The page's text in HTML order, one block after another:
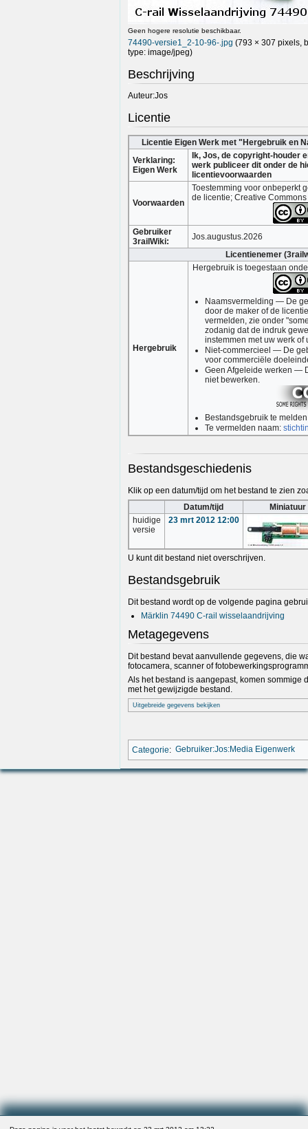
Geen hogere resolutie beschikbaar.
74490-versie1_2-10-96-.jpg (793 × 307 pixels,
type: image/jpeg)
Beschrijving
Auteur:Jos
Licentie
Licentie Eigen Werk met "Hergebruik en
Verklaring:
Eigen Werk
Ik, Jos, de copyright-houder
werk publiceer dit onder de
licentievoorwaarden
Voorwaarden
Toestemming voor onbeperkt
de licentie; Creative
Gebruiker
3railWiki:
Jos.augustus.2026
Licentienemer
Hergebruik
Hergebruik is toegestaan
Naamsvermelding — De
door de maker of de
vermelden, zie onder
zodanig dat de indruk
instemmen met uw werk of
Niet-commercieel — De
voor commerciële
Geen Afgeleide werken —
niet bewerken.
Bestandsgebruik te
Te vermelden naam:
Bestandsgeschiedenis
Klik op een datum/tijd om het bestand te zien
Datum/tijd
Miniatuur
huidige
versie
23 mrt 2012 12:00
U kunt dit bestand niet overschrijven.
Bestandsgebruik
Dit bestand wordt op de volgende pagina
Märklin 74490 C-rail wisselaandrijving
Metagegevens
Dit bestand bevat aanvullende gegevens, die
fotocamera, scanner of
Als het bestand is aangepast, komen sommige
met het gewijzigde bestand.
Uitgebreide gegevens bekijken
Categorie: Gebruiker:Jos:Media Eigenwerk